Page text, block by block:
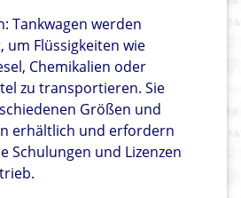
Tankwagen werden
um Flüssigkeiten wie
Chemikalien oder
zu transportieren. Sie
Größen und
erhältlich und erfordern
Schulungen und Lizenzen